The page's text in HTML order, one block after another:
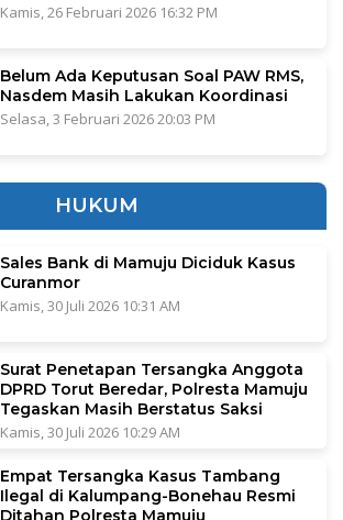
Kamis, 26 Februari 2026 16:32 PM
Belum Ada Keputusan Soal PAW RMS,
Nasdem Masih Lakukan Koordinasi
Selasa, 3 Februari 2026 20:03 PM
HUKUM
Sales Bank di Mamuju Diciduk Kasus
Curanmor
Kamis, 30 Juli 2026 10:31 AM
Surat Penetapan Tersangka Anggota
DPRD Torut Beredar, Polresta Mamuju
Tegaskan Masih Berstatus Saksi
Kamis, 30 Juli 2026 10:29 AM
Empat Tersangka Kasus Tambang
Ilegal di Kalumpang-Bonehau Resmi
Ditahan Polresta Mamuju